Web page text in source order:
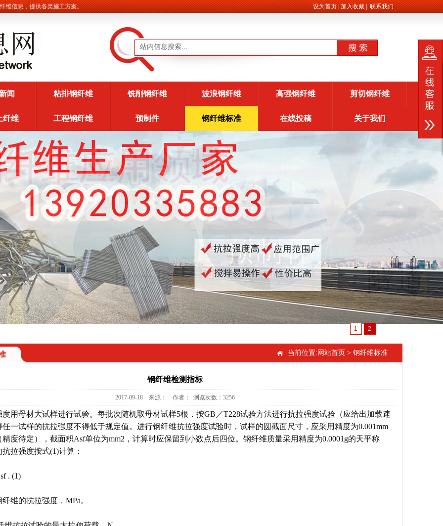
设为首页|加入收藏|联系我们
息，提供各类施工方案。
闻 粘排钢纤维 铣削钢纤维 波浪钢纤维 高强钢纤维 剪切钢纤维
纤维 工程钢纤维 预制件 钢纤维标准 在线投稿 关于我们
1 2
当前位置: 网站首页 > 钢纤维标准
钢纤维检测指标
2017-09-18 来源： 作者： 浏览次数：3256
用母材大试样进行试验。每批次随机取母材试样5根．按GB／T228试验方法进行抗拉强度试验（应给出加载速
任一试样的抗拉强度不得低于规定值。进行钢纤维抗拉强度试验时，试样的圆截面尺寸，应采用精度为0.001mm
度待定），截面积Asf单位为mm2，计算时应保留到小数点后四位。钢纤维质量采用精度为0.0001g的天平称
拉强度按式(1)计算：
. (1)
维的抗拉强度，MPa。